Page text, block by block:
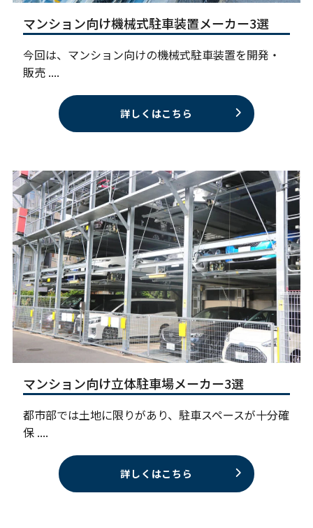
マンション向け機械式駐車装置メーカー3選
今回は、マンション向けの機械式駐車装置を開発・
販売 ....
詳しくはこちら
マンション向け立体駐車場メーカー3選
都市部では土地に限りがあり、駐車スペースが十分確
保 ....
詳しくはこちら